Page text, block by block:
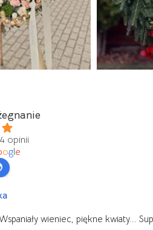
opinii
ogle
wieniec, piękne kwiaty...